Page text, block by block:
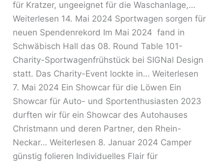
für Kratzer, ungeeignet für die Waschanlage,…
Weiterlesen 14. Mai 2024 Sportwagen sorgen für
neuen Spendenrekord Im Mai 2024 fand in
Schwäbisch Hall das 08. Round Table 101-
Charity-Sportwagenfrühstück bei SIGNal Design
statt. Das Charity-Event lockte in… Weiterlesen
7. Mai 2024 Ein Showcar für die Löwen Ein
Showcar für Auto- und Sportenthusiasten 2023
durften wir für ein Showcar des Autohauses
Christmann und deren Partner, den Rhein-
Neckar… Weiterlesen 8. Januar 2024 Camper
günstig folieren Individuelles Flair für